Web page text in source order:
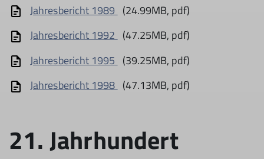
Jahresbericht 1989 (24.99MB, pdf)
Jahresbericht 1992 (47.25MB, pdf)
Jahresbericht 1995 (39.25MB, pdf)
Jahresbericht 1998 (47.13MB, pdf)
21. Jahrhundert